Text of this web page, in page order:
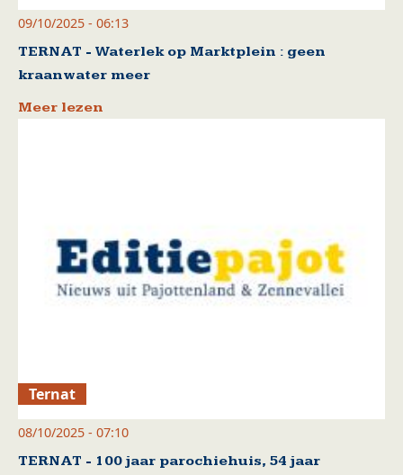
09/10/2025 - 06:13
TERNAT - Waterlek op Marktplein : geen
kraanwater meer
Meer lezen
Ternat
08/10/2025 - 07:10
TERNAT - 100 jaar parochiehuis, 54 jaar